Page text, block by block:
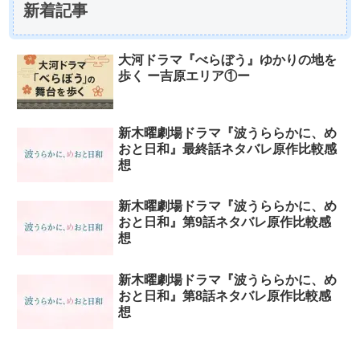
新着記事
大河ドラマ『べらぼう』ゆかりの地を
歩く ー吉原エリア①ー
新木曜劇場ドラマ『波うららかに、め
おと日和』最終話ネタバレ原作比較感
想
新木曜劇場ドラマ『波うららかに、め
おと日和』第9話ネタバレ原作比較感
想
新木曜劇場ドラマ『波うららかに、め
おと日和』第8話ネタバレ原作比較感
想